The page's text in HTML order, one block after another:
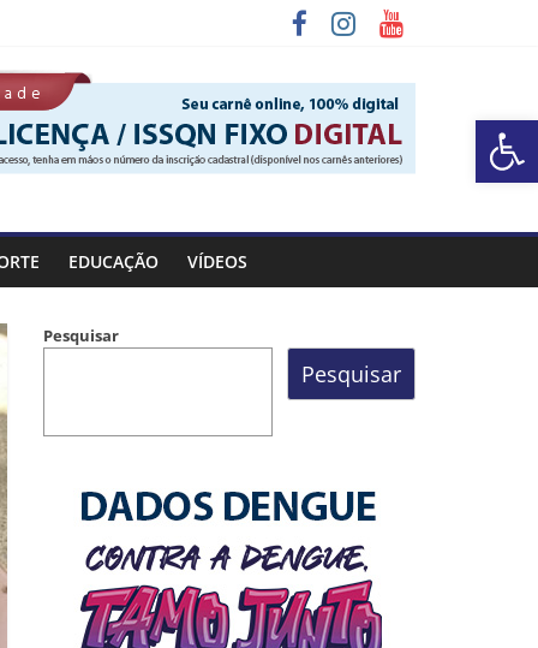
Barra de Ferramentas Aberta
EDUCAÇÃO VÍDEOS
Pesquisar
Pesquisar